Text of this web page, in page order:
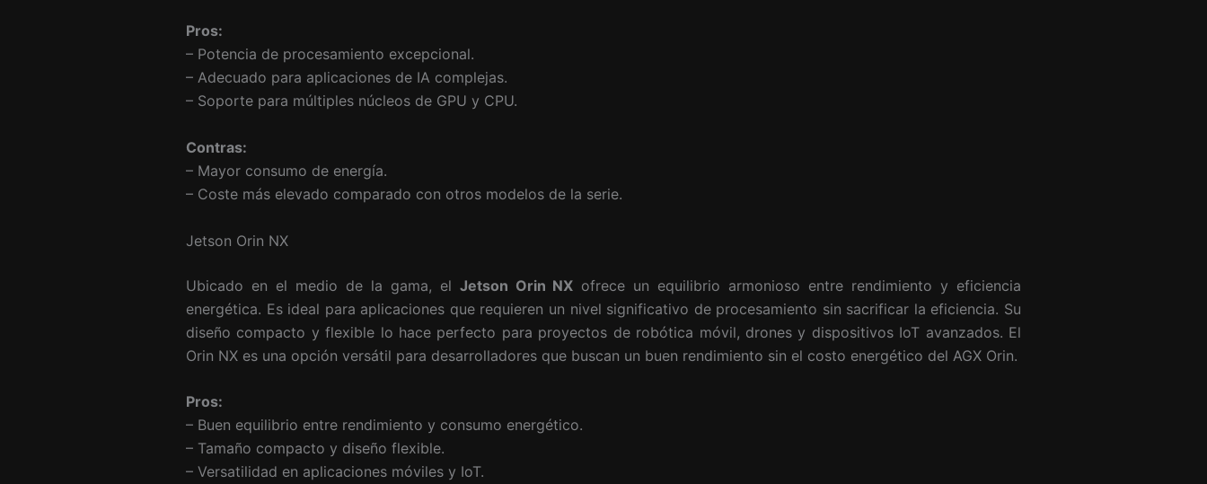
Pros:
– Potencia de procesamiento excepcional.
– Adecuado para aplicaciones de IA complejas.
– Soporte para múltiples núcleos de GPU y CPU.
Contras:
– Mayor consumo de energía.
– Coste más elevado comparado con otros modelos de la serie.
Jetson Orin NX
Ubicado en el medio de la gama, el Jetson Orin NX ofrece un equilibrio armonioso entre rendimiento y eficiencia
energética. Es ideal para aplicaciones que requieren un nivel significativo de procesamiento sin sacrificar la eficiencia. Su
diseño compacto y flexible lo hace perfecto para proyectos de robótica móvil, drones y dispositivos IoT avanzados. El
Orin NX es una opción versátil para desarrolladores que buscan un buen rendimiento sin el costo energético del AGX Orin.
Pros:
– Buen equilibrio entre rendimiento y consumo energético.
– Tamaño compacto y diseño flexible.
– Versatilidad en aplicaciones móviles y IoT.